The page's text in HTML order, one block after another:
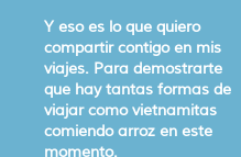
Y eso es lo que quiero
compartir contigo en mis
viajes. Para demostrarte
que hay tantas formas de
viajar como vietnamitas
comiendo arroz en este
momento.